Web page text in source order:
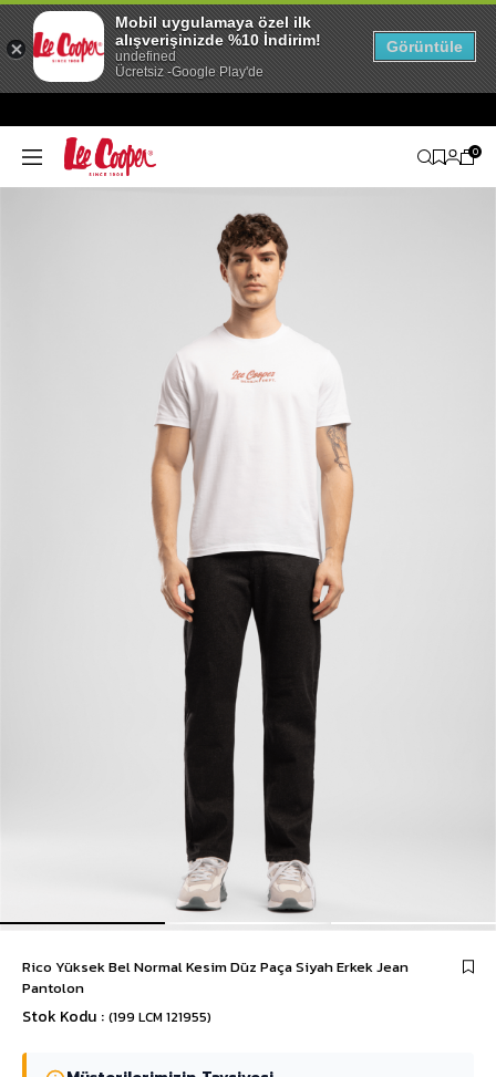
0
Rico Yüksek Bel Normal Kesim Düz Paça Siyah Erkek Jean
Pantolon
Stok Kodu (199 LCM 121955)
Mobil uygulamaya özel ilk
alışverişinizde %10 İndirim!
undefined
Ücretsiz -Google Play'de
Görüntüle